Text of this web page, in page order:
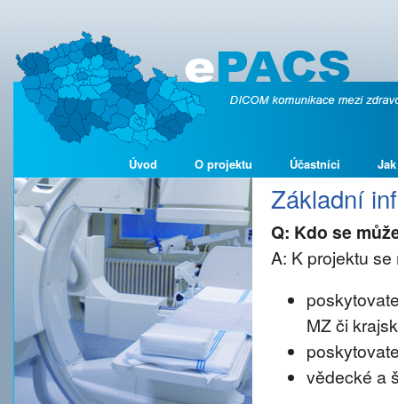
Úvod O projektu Účastníci
Základní
Q: Kdo se
A: K projektu
MZ či
vědecké a